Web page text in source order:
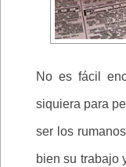
No es fácil
siquiera para
ser los
bien su trabajo